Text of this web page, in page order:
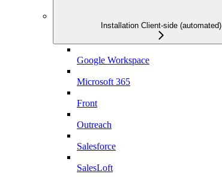
Installation Client-side (automated)
Google Workspace
Microsoft 365
Front
Outreach
Salesforce
SalesLoft